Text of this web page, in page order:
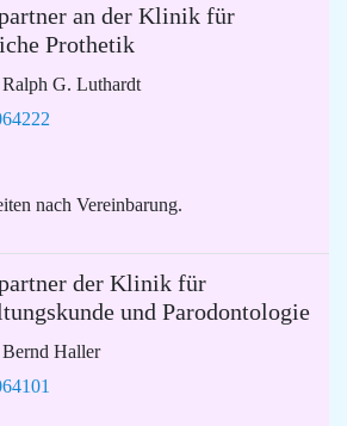
an der Klinik für
Prothetik
G. Luthardt
nach Vereinbarung.
der Klinik für
und Parodontologie
Haller